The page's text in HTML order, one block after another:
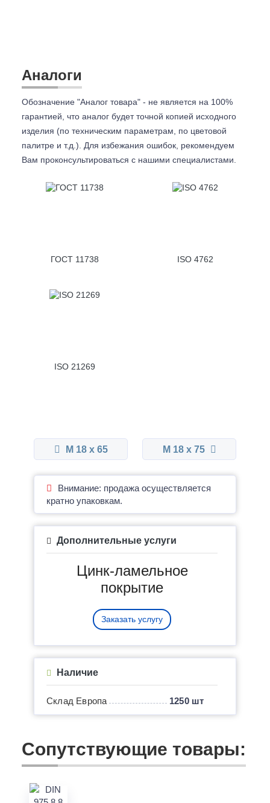
Аналоги
Обозначение "Аналог товара" - не является на 100%
гарантией, что аналог будет точной копией исходного
изделия (по техническим параметрам, по цветовой
палитре и т.д.). Для избежания ошибок, рекомендуем
Вам проконсультироваться с нашими специалистами.
ГОСТ 11738 ISO 4762
ISO 21269
М 18 x 65 М 18 x 75
Внимание: продажа осуществляется
кратно упаковкам.
Дополнительные услуги
Цинк-ламельное
покрытие
Заказать услугу
Наличие
Склад Европа 1250 шт
Сопутствующие товары: